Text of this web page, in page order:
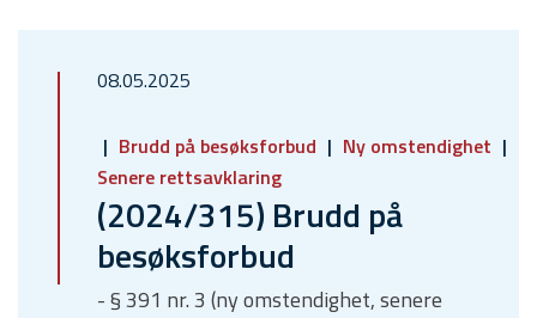
08.05.2025
Brudd på besøksforbud
Ny omstendighet
Senere rettsavklaring
(2024/315) Brudd på
besøksforbud
- § 391 nr. 3 (ny omstendighet, senere